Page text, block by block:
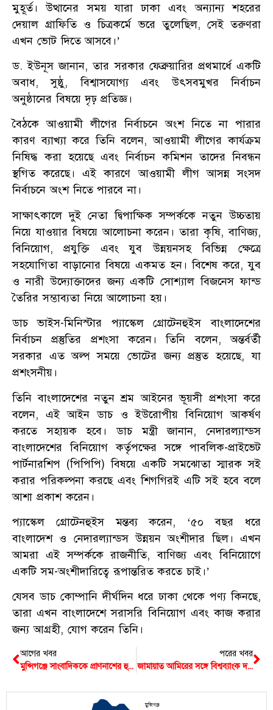
মুহূর্ত। উত্থানের সময় যারা ঢাকা এবং অন্যান্য শহরের
দেয়াল গ্রাফিতি ও চিত্রকর্মে ভরে তুলেছিল, সেই তরুণরা
এখন ভোট দিতে আসবে।’
ড. ইউনূস জানান, তার সরকার ফেব্রুয়ারির প্রথমার্ধে একটি
অবাধ, সুষ্ঠু, বিশ্বাসযোগ্য এবং উৎসবমুখর নির্বাচন
অনুষ্ঠানের বিষয়ে দৃঢ় প্রতিজ্ঞ।
বৈঠকে আওয়ামী লীগের নির্বাচনে অংশ নিতে না পারার
কারণ ব্যাখ্যা করে তিনি বলেন, আওয়ামী লীগের কার্যক্রম
নিষিদ্ধ করা হয়েছে এবং নির্বাচন কমিশন তাদের নিবন্ধন
স্থগিত করেছে। এই কারণে আওয়ামী লীগ আসন্ন সংসদ
নির্বাচনে অংশ নিতে পারবে না।
সাক্ষাৎকালে দুই নেতা দ্বিপাক্ষিক সম্পর্ককে নতুন উচ্চতায়
নিয়ে যাওয়ার বিষয়ে আলোচনা করেন। তারা কৃষি, বাণিজ্য,
বিনিয়োগ, প্রযুক্তি এবং যুব উন্নয়নসহ বিভিন্ন ক্ষেত্রে
সহযোগিতা বাড়ানোর বিষয়ে একমত হন। বিশেষ করে, যুব
ও নারী উদ্যোক্তাদের জন্য একটি সোশ্যাল বিজনেস ফান্ড
তৈরির সম্ভাব্যতা নিয়ে আলোচনা হয়।
ডাচ ভাইস-মিনিস্টার প্যাস্কেল গ্রোটেনহুইস বাংলাদেশের
নির্বাচন প্রস্তুতির প্রশংসা করেন। তিনি বলেন, অন্তর্বর্তী
সরকার এত অল্প সময়ে ভোটের জন্য প্রস্তুত হয়েছে, যা
প্রশংসনীয়।
তিনি বাংলাদেশের নতুন শ্রম আইনের ভূয়সী প্রশংসা করে
বলেন, এই আইন ডাচ ও ইউরোপীয় বিনিয়োগ আকর্ষণ
করতে সহায়ক হবে। ডাচ মন্ত্রী জানান, নেদারল্যান্ডস
বাংলাদেশের বিনিয়োগ কর্তৃপক্ষের সঙ্গে পাবলিক-প্রাইভেট
পার্টনারশিপ (পিপিপি) বিষয়ে একটি সমঝোতা স্মারক সই
করার পরিকল্পনা করছে এবং শিগগিরই এটি সই হবে বলে
আশা প্রকাশ করেন।
প্যাস্কেল গ্রোটেনহুইস মন্তব্য করেন, ‘৫০ বছর ধরে
বাংলাদেশ ও নেদারল্যান্ডস উন্নয়ন অংশীদার ছিল। এখন
আমরা এই সম্পর্ককে রাজনীতি, বাণিজ্য এবং বিনিয়োগে
একটি সম-অংশীদারিত্বে রূপান্তরিত করতে চাই।’
যেসব ডাচ কোম্পানি দীর্ঘদিন ধরে ঢাকা থেকে পণ্য কিনছে,
তারা এখন বাংলাদেশে সরাসরি বিনিয়োগ এবং কাজ করার
জন্য আগ্রহী, যোগ করেন তিনি।
আগের খবর
মুন্সিগঞ্জে সাংবাদিককে প্রাণনাশের হুমকির ঘটনায় থানায় অভিযোগ
পরের খবর
জামায়াত আমিরের সঙ্গে বিশ্বব্যাংক দলের বৈঠক
মুন্সিগঞ্জ